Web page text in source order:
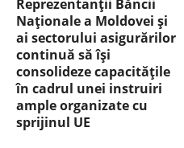
Reprezentanții Băncii
Naționale a Moldovei și
ai sectorului asigurărilor
continuă să își
consolideze capacitățile
în cadrul unei instruiri
ample organizate cu
sprijinul UE